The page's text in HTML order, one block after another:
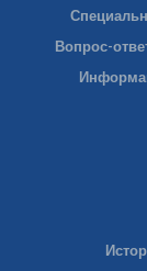
Вопрос-